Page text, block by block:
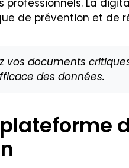
professionnels. La
de prévention et de
vos documents
des données.